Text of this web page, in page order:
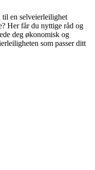
en selveierleilighet
Her får du nyttige råd og
deg økonomisk og
som passer ditt